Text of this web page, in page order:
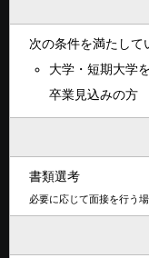
次の条件を満たして
大学・短期大学
卒業見込みの方
書類選考
必要に応じて面接を行う場